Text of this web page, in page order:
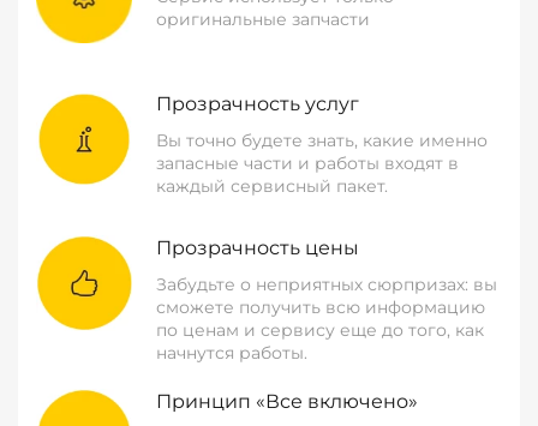
оригинальные запчасти
Прозрачность услуг
Вы точно будете знать, какие именно
запасные части и работы входят в
каждый сервисный пакет.
Прозрачность цены
Забудьте о неприятных сюрпризах: вы
сможете получить всю информацию
по ценам и сервису еще до того, как
начнутся работы.
Принцип «Все включено»